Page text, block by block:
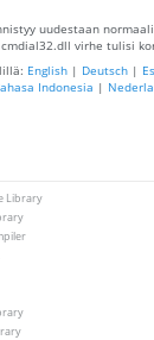
uudestaan
virhe tulisi
English | Deutsch |
Indonesia |
Library